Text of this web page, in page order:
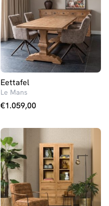
Eettafel
Le Mans
€1.059,00